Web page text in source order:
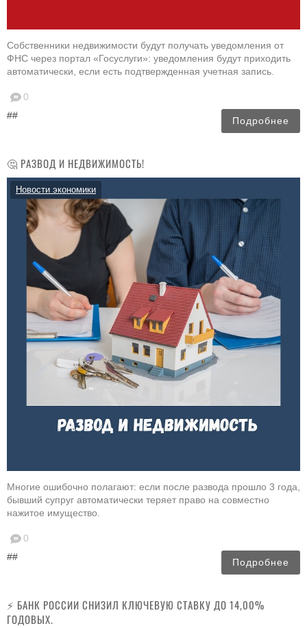
Собственники недвижимости будут получать уведомления от
ФНС через портал «Госуслуги»: уведомления будут приходить
автоматически, если есть подтвержденная учетная запись.
0
##
Подробнее
🤔 РАЗВОД И НЕДВИЖИМОСТЬ!
Новости экономики
Многие ошибочно полагают: если после развода прошло 3 года,
бывший супруг автоматически теряет право на совместно
нажитое имущество.
0
##
Подробнее
⚡️ БАНК РОССИИ СНИЗИЛ КЛЮЧЕВУЮ СТАВКУ ДО 14,00%
ГОДОВЫХ.